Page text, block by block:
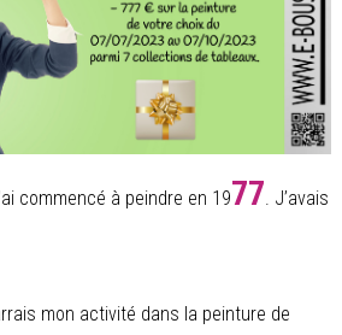
commencé à peindre en 1977. J’avais
mon activité dans la peinture de